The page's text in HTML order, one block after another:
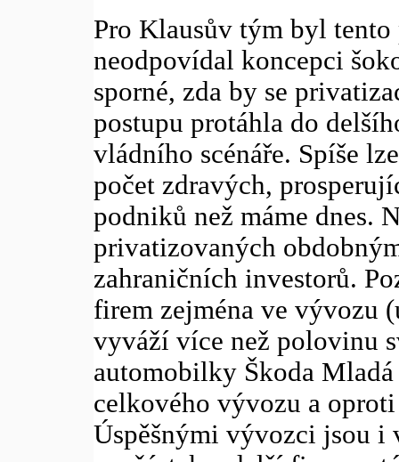
Pro Klausův tým byl
neodpovídal koncepci
sporné, zda by se
postupu protáhla do
vládního scénáře. Spíše
počet zdravých,
podniků než máme dnes.
privatizovaných
zahraničních investorů.
firem zejména ve vývozu
vyváží více než polovinu
automobilky Škoda
celkového vývozu a
Úspěšnými vývozci jsou